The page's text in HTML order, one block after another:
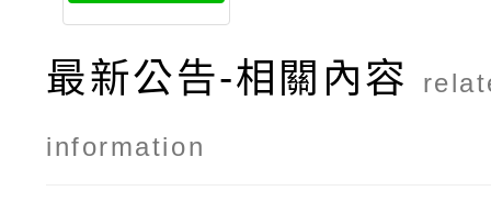
最新公告-相關內容
information